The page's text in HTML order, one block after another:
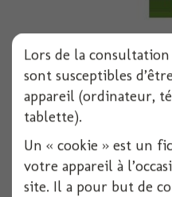
Centre de table
Lors de la
sont susceptibles
appareil (ordinateur,
tablette).
Un « cookie » est un
votre appareil à
site. Il a pour but de